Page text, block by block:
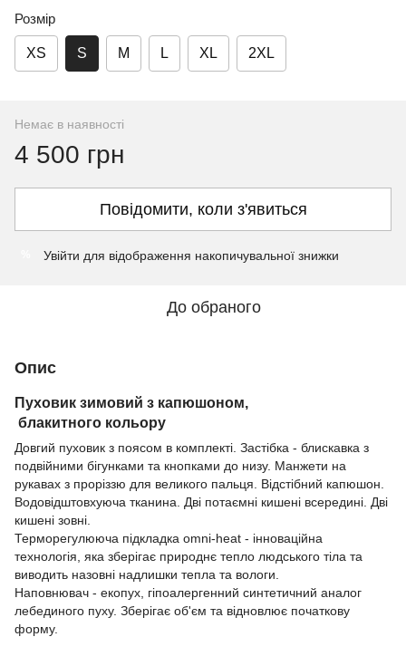
Розмір
XS S M L XL 2XL
Немає в наявності
4 500 грн
Повідомити, коли з'явиться
Увійти для відображення накопичувальної знижки
До обраного
Опис
Пуховик зимовий з капюшоном,
блакитного кольору
Довгий пуховик з поясом в комплекті. Застібка - блискавка з
подвійними бігунками та кнопками до низу. Манжети на
рукавах з проріззю для великого пальця. Відстібний капюшон.
Водовідштовхуюча тканина. Дві потаємні кишені всередині. Дві
кишені зовні.
Терморегулююча підкладка omni-heat - інноваційна
технологія, яка зберігає природнє тепло людського тіла та
виводить назовні надлишки тепла та вологи.
Наповнювач - екопух, гіпоалергенний синтетичний аналог
лебединого пуху. Зберігає об'єм та відновлює початкову
форму.